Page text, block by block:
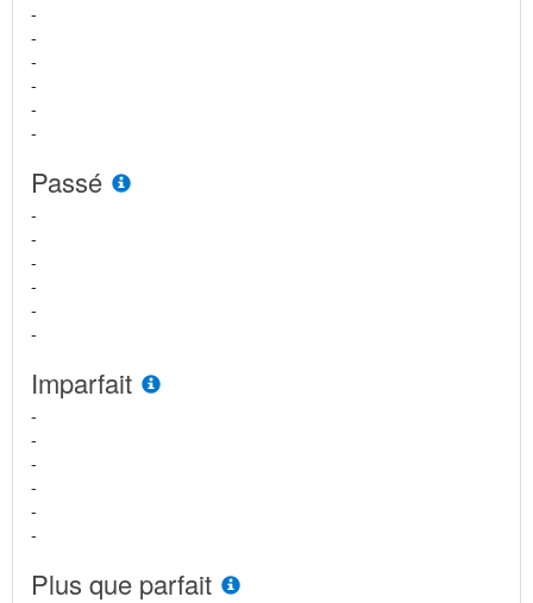
-
-
-
-
-
-
Passé
-
-
-
-
-
-
Imparfait
-
-
-
-
-
-
Plus que parfait